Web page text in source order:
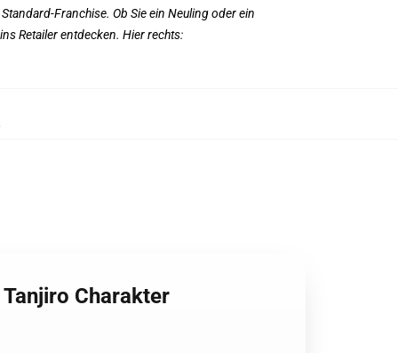
Franchise. Ob Sie ein Neuling oder ein
Retailer entdecken. Hier rechts:
Charakter